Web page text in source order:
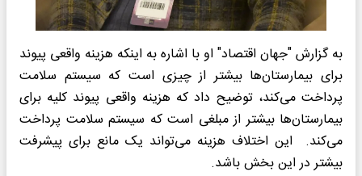
به گزارش "جهان اقتصاد" او با اشاره به اینکه هزینه واقعی پیوند
برای بیمارستان‌ها بیشتر از چیزی است که سیستم سلامت
پرداخت می‌کند، توضیح داد که هزینه واقعی پیوند کلیه برای
بیمارستان‌ها بیشتر از مبلغی است که سیستم سلامت پرداخت
می‌کند. این اختلاف هزینه می‌تواند یک مانع برای پیشرفت
بیشتر در این بخش باشد.